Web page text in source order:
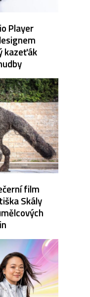
Player
kazeťák
film
Skály